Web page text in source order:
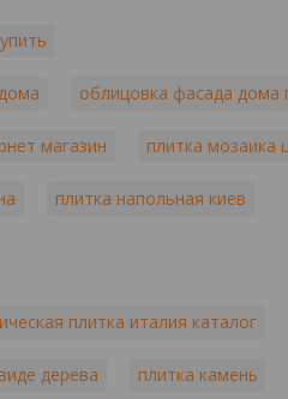
облицовка фасада дома
магазин плитка мозаика
плитка напольная киев
плитка италия каталог
дерева плитка камень